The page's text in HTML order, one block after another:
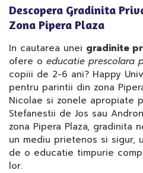
Descopera Gradinita
Zona Pipera Plaza
In cautarea unei gradinite
ofere o educatie prescolara
copiii de 2-6 ani? Happy
pentru parintii din zona
Nicolae si zonele apropiate
Stefanestii de Jos sau
zona Pipera Plaza, gradinita
un mediu prietenos si sigur,
de o educatie timpurie
lor.